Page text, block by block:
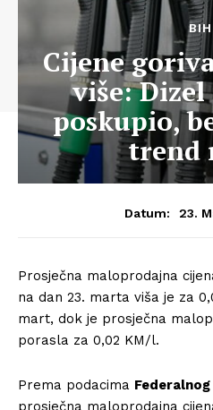
BIH
Cijene
više:
poskupio,
trend
Datum: 23.
Prosječna maloprodajna
na dan 23. marta viša je za
mart, dok je prosječna
porasla za 0,02 KM/l.
Prema podacima
prosječna maloprodajna